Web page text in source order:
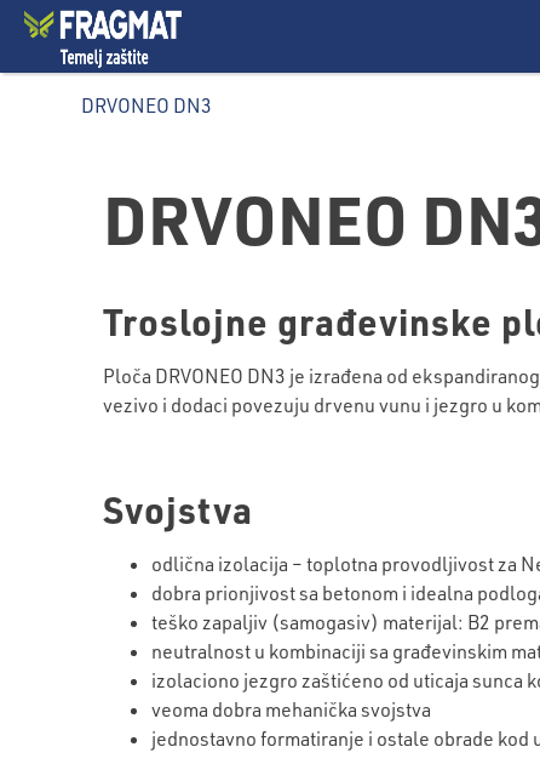
DRVONEO DN3
DRVONEO
Troslojne građevinske
Ploča DRVONEO DN3 je izrađena od
vezivo i dodaci povezuju drvenu vunu i jezgro u
Svojstva
odlična izolacija – toplotna provodljivost za
dobra prionjivost sa betonom i idealna
teško zapaljiv (samogasiv) materijal: B2
neutralnost u kombinaciji sa građevinskim
izolaciono jezgro zaštićeno od uticaja sunca
veoma dobra mehanička svojstva
jednostavno formatiranje i ostale obrade kod